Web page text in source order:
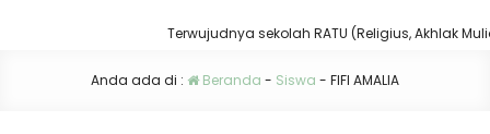
Terwujudnya sekolah RATU (Religius, Akhlak
Anda ada di : Beranda - Siswa - FIFI AMALIA